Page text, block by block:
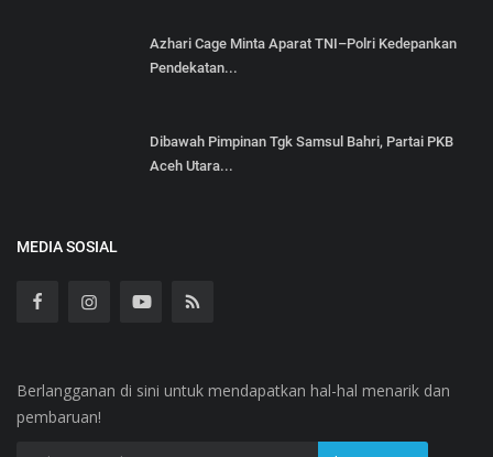
Azhari Cage Minta Aparat TNI–Polri Kedepankan
Pendekatan...
Dibawah Pimpinan Tgk Samsul Bahri, Partai PKB
Aceh Utara...
MEDIA SOSIAL
Berlangganan di sini untuk mendapatkan hal-hal menarik dan
pembaruan!